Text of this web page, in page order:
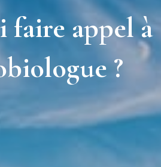
faire appel à
?